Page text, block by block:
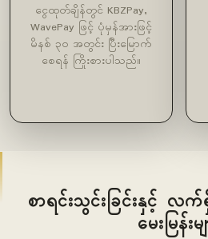
ငွေထုတ်ချိန်တွင် KBZPay,
WavePay ဖြင့် ပုံမှန်အားဖြင့်
မိနစ် ၃၀ အတွင်း ပြီးမြောက်
စေရန် ကြိုးစားပါသည်။
စာရင်းသွင်းခြင်းနှင့် လ
မေးမြန်းမ